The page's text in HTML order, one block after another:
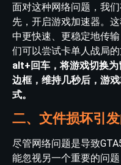
面对这种网络问题，我
先，开启游戏加速器。
中更快速、更稳定地传
们可以尝试卡单人战局
alt+回车，将游戏切换
边框，维持几秒后，游
式。
二、文件损坏引
尽管网络问题是导致
能忽视另一个重要的问